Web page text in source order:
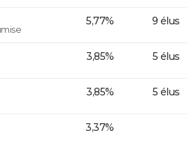
5,77% 9 élus
3,85% 5 élus
3,85% 5 élus
3,37%